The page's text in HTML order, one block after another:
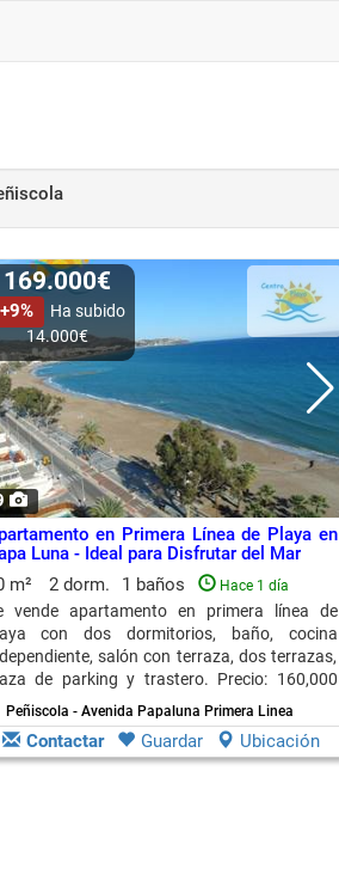
169.000€
+9%
Ha subido
14.000€
en Primera Línea de Playa en
Luna - Ideal para Disfrutar del Mar
m²
2 dorm. 1 baños Hace 1 día
vende apartamento en primera línea de
con dos dormitorios, baño, cocina
salón con terraza, dos terrazas,
de parking y trastero. Precio: 160,000
Peñiscola - Avenida Papaluna Primera Linea
Contactar Guardar Ubicación